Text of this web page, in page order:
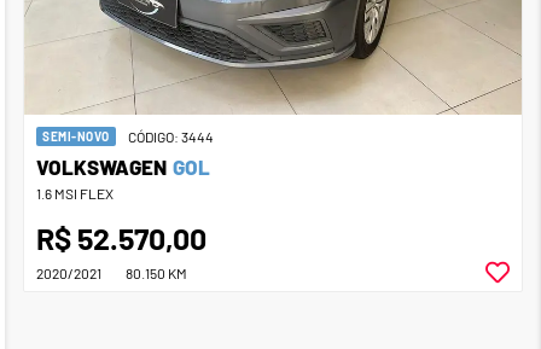
SEMI-NOVO CÓDIGO: 3444
VOLKSWAGEN GOL
1.6 MSI FLEX
R$ 52.570,00
2020/2021 80.150 KM